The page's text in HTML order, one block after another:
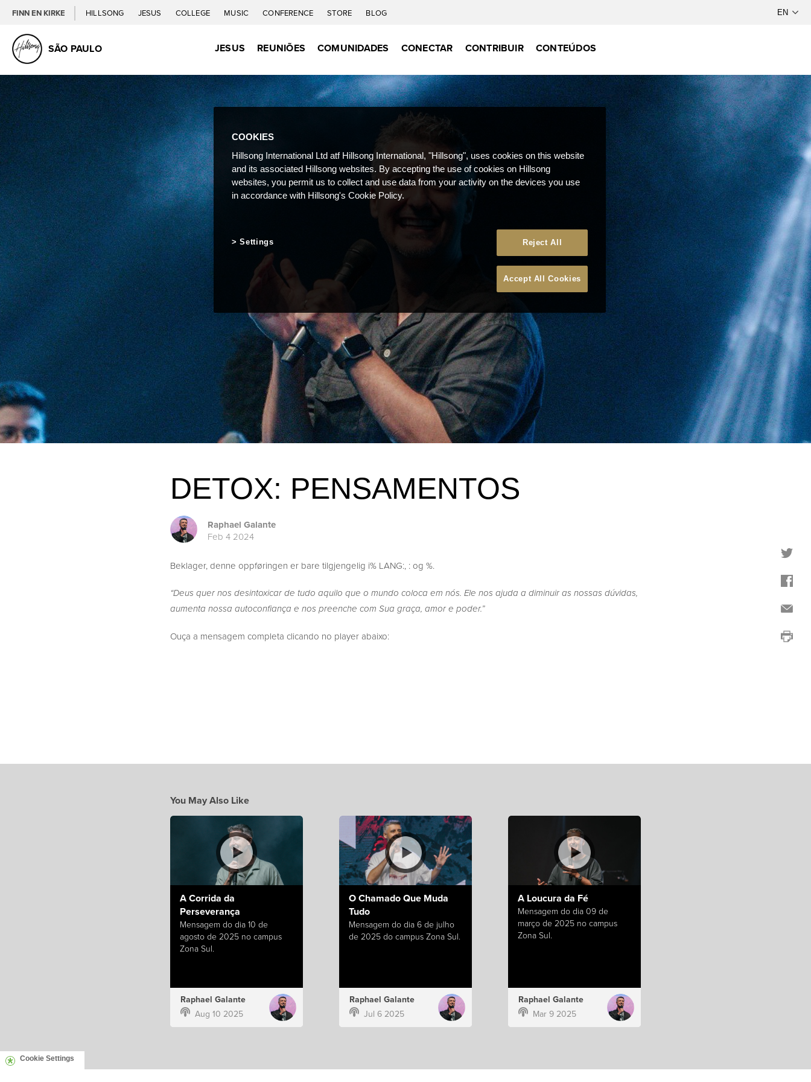
FINN EN KIRKE HILLSONG JESUS COLLEGE MUSIC CONFERENCE STORE BLOG
SÃO PAULO JESUS REUNIÕES COMUNIDADES CONECTAR CONTRIBUIR CONTEÚDOS
DETOX: PENSAMENTOS
Raphael Galante
Feb 4 2024
Beklager, denne oppføringen er bare tilgjengelig i% LANG:, : og %.
“Deus quer nos desintoxicar de tudo aquilo que o mundo coloca em nós. Ele nos ajuda a diminuir as nossas dúvidas,
aumenta nossa autoconfiança e nos preenche com Sua graça, amor e poder.”
Ouça a mensagem completa clicando no player abaixo:
You May Also Like
A Corrida da
Perseverança
Mensagem do dia 10 de
agosto de 2025 no campus
Zona Sul.
Raphael Galante
Aug 10 2025
O Chamado Que Muda
Tudo
Mensagem do dia 6 de julho
de 2025 do campus Zona Sul.
Raphael Galante
Jul 6 2025
A Loucura da Fé
Mensagem do dia 09 de
março de 2025 no campus
Zona Sul.
Raphael Galante
Mar 9 2025
Cookie Settings
COOKIES
Hillsong International Ltd atf Hillsong International, "Hillsong", uses cookies on this website
and its associated Hillsong websites. By accepting the use of cookies on Hillsong
websites, you permit us to collect and use data from your activity on the devices you use
in accordance with Hillsong's Cookie Policy.
Reject All
Accept All Cookies
Settings